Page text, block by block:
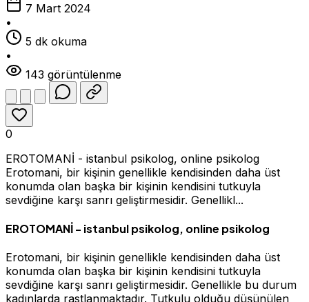
7 Mart 2024
•
5 dk okuma
•
143 görüntülenme
0
EROTOMANİ - istanbul psikolog, online psikolog
Erotomani, bir kişinin genellikle kendisinden daha üst
konumda olan başka bir kişinin kendisini tutkuyla
sevdiğine karşı sanrı geliştirmesidir. Genellikl...
EROTOMANİ - istanbul psikolog, online psikolog
Erotomani, bir kişinin genellikle kendisinden daha üst
konumda olan başka bir kişinin kendisini tutkuyla
sevdiğine karşı sanrı geliştirmesidir. Genellikle bu durum
kadınlarda rastlanmaktadır. Tutkulu olduğu düşünülen